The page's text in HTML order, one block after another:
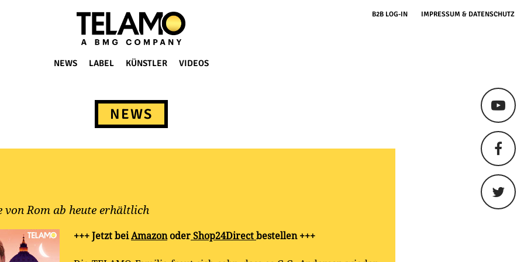
NEWS LABEL KÜNSTLER VIDEOS
B2B LOG-IN IMPRESSUM & DATENSCHUTZ
NEWS
von Rom ab heute erhältlich
+++ Jetzt beiAmazonoder Shop24Direct bestellen +++